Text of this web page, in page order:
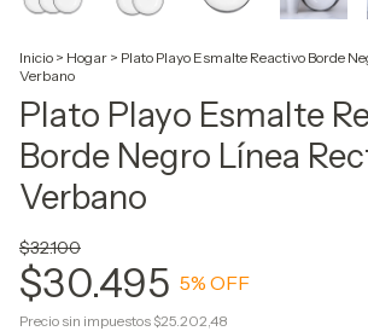
Inicio > Hogar > Plato Playo Esmalte Reactivo Borde
Verbano
Plato Playo Esmalte
Borde Negro Línea
Verbano
$32.100
$30.495 5% OFF
Precio sin impuestos $25.202,48